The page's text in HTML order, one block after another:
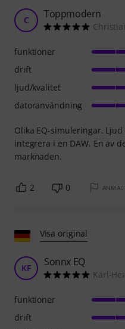
C Toppmodern
Olika EQ-simuleringar.
integrera i en DAW. En av
marknaden.
funktioner
drift
ljud/kvalitet
datoranvändning
2 0 ANMÄL
Visa original
KF Sonnx EQ
Karl-
funktioner
drift